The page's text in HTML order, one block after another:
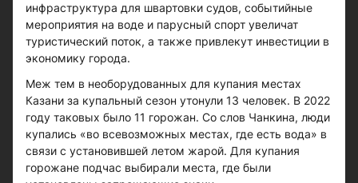
инфраструктура для швартовки судов, событийные
мероприятия на воде и парусный спорт увеличат
туристический поток, а также привлекут инвестиции в
экономику города.
Меж тем в необорудованных для купания местах
Казани за купальный сезон утонули 13 человек. В 2022
году таковых было 11 горожан. Со слов Чанкина, люди
купались «во всевозможных местах, где есть вода» в
связи с установившей летом жарой. Для купания
горожане подчас выбирали места, где были